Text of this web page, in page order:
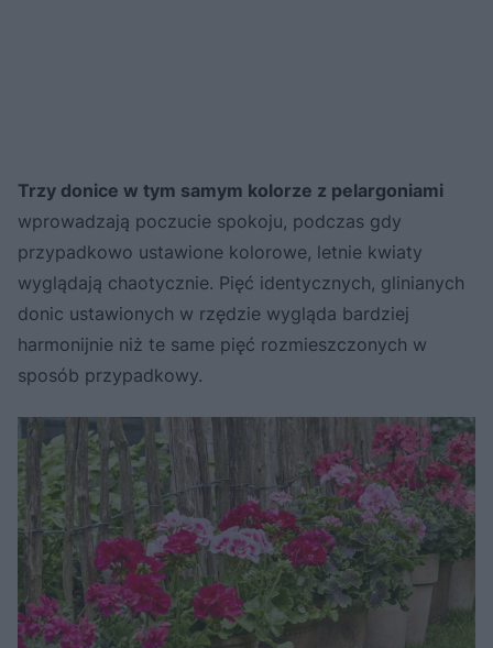
Trzy donice w tym samym kolorze z pelargoniami
wprowadzają poczucie spokoju, podczas gdy
przypadkowo ustawione kolorowe, letnie kwiaty
wyglądają chaotycznie. Pięć identycznych, glinianych
donic ustawionych w rzędzie wygląda bardziej
harmonijnie niż te same pięć rozmieszczonych w
sposób przypadkowy.